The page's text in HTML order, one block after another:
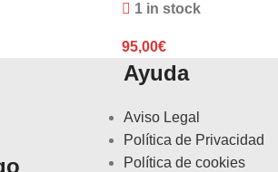
1 in stock
95,00€
Ayuda
Aviso Legal
Política de Privacidad
Política de cookies